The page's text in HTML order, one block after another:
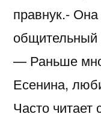
правнук.-
общительный
— Раньше
Есенина,
Часто читает